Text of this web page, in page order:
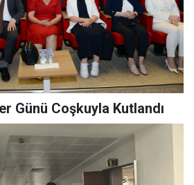
Günü Coşkuyla Kutlandı